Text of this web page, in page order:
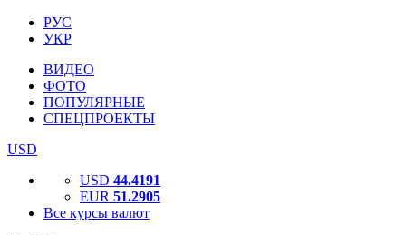
РУС
УКР
ВИДЕО
ФОТО
ПОПУЛЯРНЫЕ
СПЕЦПРОЕКТЫ
USD
USD 44.4191
EUR 51.2905
Все курсы валют